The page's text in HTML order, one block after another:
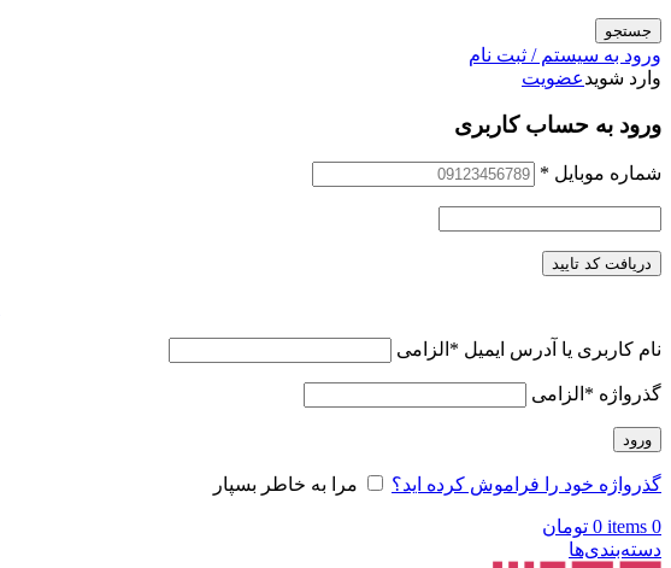
جستجو
ورود به سیستم / ثبت نام
وارد شویدعضویت
ورود به حساب کاربری
شماره موبایل *
دریافت کد تایید
نام کاربری یا آدرس ایمیل * الزامی
گذرواژه * الزامی
ورود
گذرواژه خود را فراموش کرده اید؟ مرا به خاطر بسپار
0
items
0 تومان
دسته‌بندی‌ها